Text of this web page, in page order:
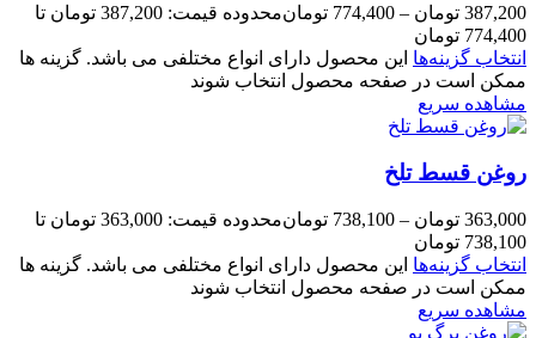
387,200 تومان –
774,400 تومان
محدوده قیمت: 387,200 تومان تا
774,400 تومان
انتخاب گزینه‌ها این محصول دارای انواع مختلفی می باشد. گزینه ها
ممکن است در صفحه محصول انتخاب شوند
مشاهده سریع
روغن قسط تلخ
363,000 تومان –
738,100 تومان
محدوده قیمت: 363,000 تومان تا
738,100 تومان
انتخاب گزینه‌ها این محصول دارای انواع مختلفی می باشد. گزینه ها
ممکن است در صفحه محصول انتخاب شوند
مشاهده سریع